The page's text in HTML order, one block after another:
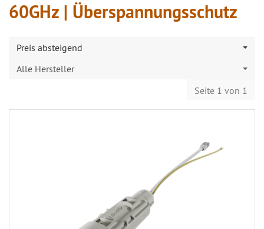
60GHz | Überspannungsschutz
Preis absteigend
Alle Hersteller
Seite 1 von 1